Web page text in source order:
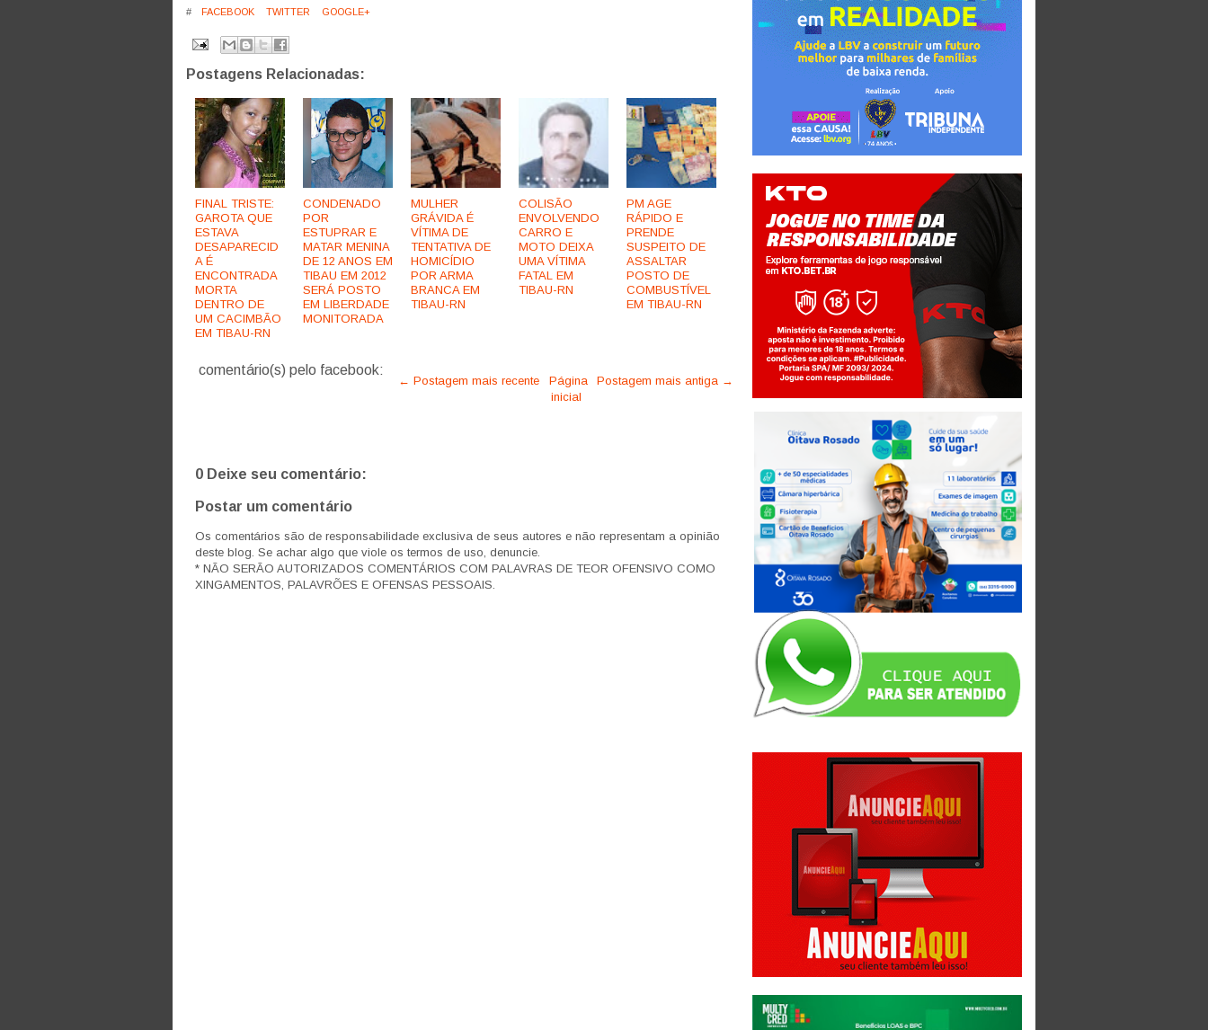
# FACEBOOK TWITTER GOOGLE+
Postagens Relacionadas:
FINAL TRISTE:
GAROTA QUE
ESTAVA
DESAPARECID
A É
ENCONTRADA
MORTA
DENTRO DE
UM CACIMBÃO
EM TIBAU-RN
CONDENADO
POR
ESTUPRAR E
MATAR MENINA
DE 12 ANOS EM
TIBAU EM 2012
SERÁ POSTO
EM LIBERDADE
MONITORADA
MULHER
GRÁVIDA É
VÍTIMA DE
TENTATIVA DE
HOMICÍDIO
POR ARMA
BRANCA EM
TIBAU-RN
COLISÃO
ENVOLVENDO
CARRO E
MOTO DEIXA
UMA VÍTIMA
FATAL EM
TIBAU-RN
PM AGE
RÁPIDO E
PRENDE
SUSPEITO DE
ASSALTAR
POSTO DE
COMBUSTÍVEL
EM TIBAU-RN
comentário(s) pelo facebook:
← Postagem mais recente Postagem mais antiga →
Página
inicial
0 Deixe seu comentário:
Postar um comentário
Os comentários são de responsabilidade exclusiva de seus autores e não representam a opinião
deste blog. Se achar algo que viole os termos de uso, denuncie.
* NÃO SERÃO AUTORIZADOS COMENTÁRIOS COM PALAVRAS DE TEOR OFENSIVO COMO
XINGAMENTOS, PALAVRÕES E OFENSAS PESSOAIS.
Jogue com responsabilidade. 18+